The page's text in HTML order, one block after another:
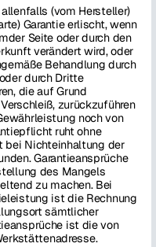
(vom Hersteller)
Garantie erlischt, wenn
Seite oder durch den
verändert wird, oder
Behandlung durch
durch Dritte
die auf Grund
zurückzuführen
noch von
ruht ohne
bei Nichteinhaltung der
Garantieansprüche
des Mangels
zu machen. Bei
ist die Rechnung
sämtlicher
ist die von